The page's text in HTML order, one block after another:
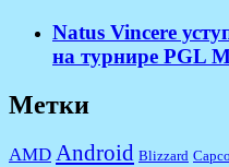
Natus Vincere
на турнире PGL
Метки
AMD Android Blizzard